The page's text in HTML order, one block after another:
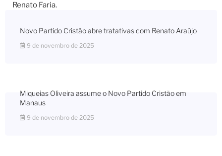
Novo Partido Cristão abre tratativas com Renato Araújo
9 de novembro de 2025
Miqueias Oliveira assume o Novo Partido Cristão em
Manaus
9 de novembro de 2025